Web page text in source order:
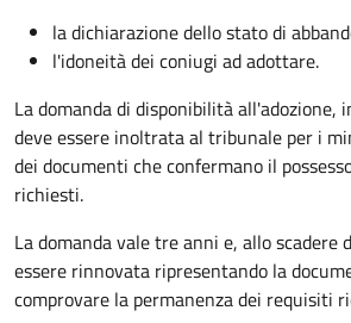
la dichiarazione dello stato di
l'idoneità dei coniugi ad adottare.
La domanda di disponibilità all'adozione,
deve essere inoltrata al tribunale per i
dei documenti che confermano il
richiesti.
La domanda vale tre anni e, allo scadere
essere rinnovata ripresentando la
comprovare la permanenza dei requisiti